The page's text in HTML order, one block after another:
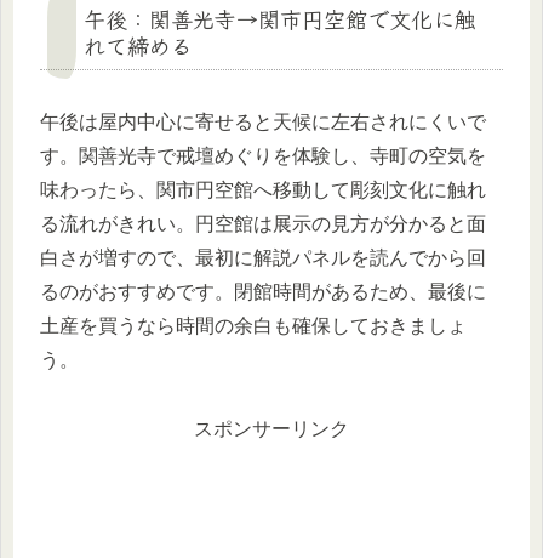
午後：関善光寺→関市円空館で文化に触
れて締める
午後は屋内中心に寄せると天候に左右されにくいで
す。関善光寺で戒壇めぐりを体験し、寺町の空気を
味わったら、関市円空館へ移動して彫刻文化に触れ
る流れがきれい。円空館は展示の見方が分かると面
白さが増すので、最初に解説パネルを読んでから回
るのがおすすめです。閉館時間があるため、最後に
土産を買うなら時間の余白も確保しておきましょ
う。
スポンサーリンク